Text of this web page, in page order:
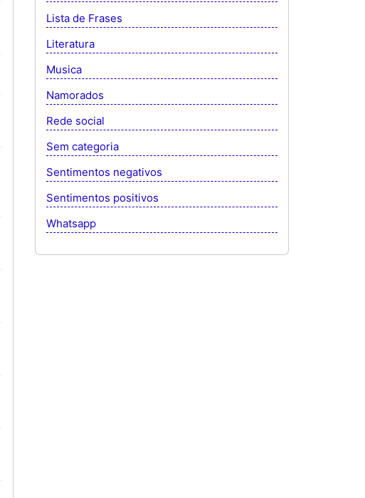
Lista de Frases
Literatura
Musica
Namorados
Rede social
Sem categoria
Sentimentos negativos
Sentimentos positivos
Whatsapp